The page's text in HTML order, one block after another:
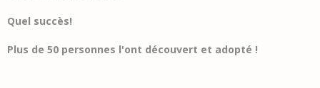
Quel succès!
Plus de 50 personnes l'ont découvert et adopté !